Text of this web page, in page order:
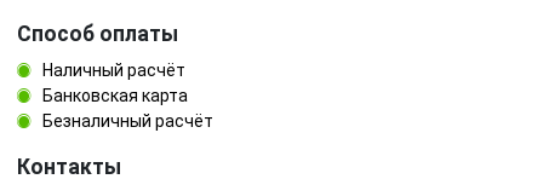
Способ оплаты
Наличный расчёт
Банковская карта
Безналичный расчёт
Контакты